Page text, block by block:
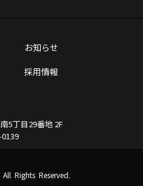
お知らせ
採用情報
5丁目29番地 2F
All Rights Reserved.